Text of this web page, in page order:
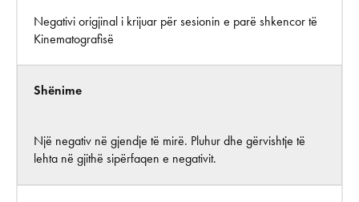
Negativi origjinal i krijuar për sesionin e parë shkencor të
Kinematografisë
Shënime
Një negativ në gjendje të mirë. Pluhur dhe gërvishtje të
lehta në gjithë sipërfaqen e negativit.